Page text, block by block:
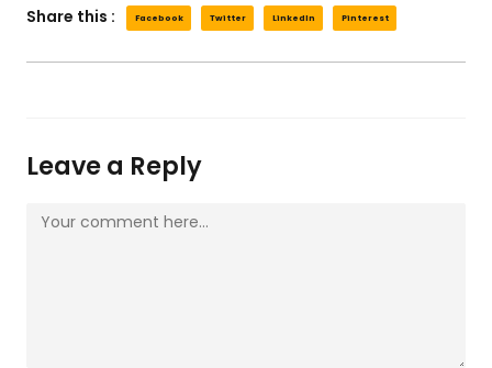
Share this :
Facebook Twitter LinkedIn Pinterest
Leave a Reply